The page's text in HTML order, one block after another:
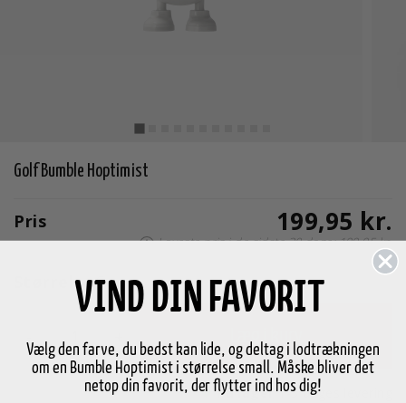
Golf Bumble Hoptimist
Pris 199,95 kr.
Laveste pris i de sidste 30 dage: 199,95 kr.
StørrelseS
Læg i kurv
På lager 1-3 dages levering
VIND DIN FAVORIT
Vælg den farve, du bedst kan lide, og deltag i lodtrækningen
om en Bumble Hoptimist i størrelse small. Måske bliver det
netop din favorit, der flytter ind hos dig!